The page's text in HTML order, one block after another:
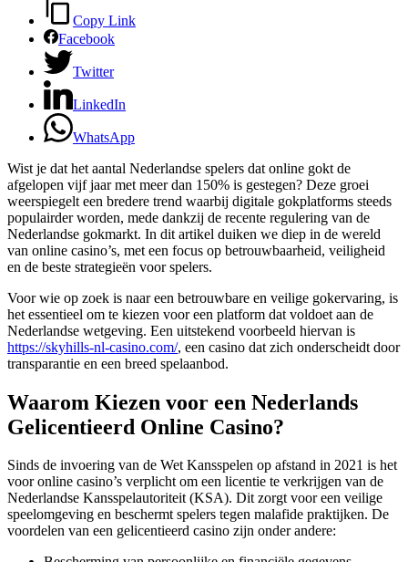
Copy Link
Facebook
Twitter
LinkedIn
WhatsApp
Wist je dat het aantal Nederlandse spelers dat online gokt de
afgelopen vijf jaar met meer dan 150% is gestegen? Deze groei
weerspiegelt een bredere trend waarbij digitale gokplatforms steeds
populairder worden, mede dankzij de recente regulering van de
Nederlandse gokmarkt. In dit artikel duiken we diep in de wereld
van online casino’s, met een focus op betrouwbaarheid, veiligheid
en de beste strategieën voor spelers.
Voor wie op zoek is naar een betrouwbare en veilige gokervaring, is
het essentieel om te kiezen voor een platform dat voldoet aan de
Nederlandse wetgeving. Een uitstekend voorbeeld hiervan is
https://skyhills-nl-casino.com/, een casino dat zich onderscheidt door
transparantie en een breed spelaanbod.
Waarom Kiezen voor een Nederlands
Gelicentieerd Online Casino?
Sinds de invoering van de Wet Kansspelen op afstand in 2021 is het
voor online casino’s verplicht om een licentie te verkrijgen van de
Nederlandse Kansspelautoriteit (KSA). Dit zorgt voor een veilige
speelomgeving en beschermt spelers tegen malafide praktijken. De
voordelen van een gelicentieerd casino zijn onder andere: